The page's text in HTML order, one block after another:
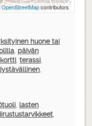
OpenStreetMapcontributors
huone tai
, päivän
, terassi,
,
, lasten
,